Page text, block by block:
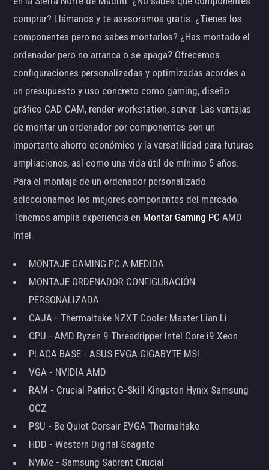
comprar? Llámanos y te asesoramos gratis. ¿Tienes los
componentes pero no sabes montarlos? ¿Has montado el
ordenador pero no arranca o se apaga? Ofrecemos
configuraciones personalizadas y optimizadas acordes a
un presupuesto y uso concreto como gaming, diseño
gráfico CAD CAM, render workstation, server. Las ventajas
de montar un ordenador por componentes son un
importante ahorro económico y la versatilidad para futuras
ampliaciones, así como una vida útil de mínimo 5 años.
Para el montaje de un ordenador personalizado
seleccionamos los mejores componentes del mercado.
Tenemos amplia experiencia en Montar Gaming PC AMD
Intel.
MONTAJE GAMING PC A MEDIDA
MONTAJE ORDENADOR CONFIGURACIÓN
PERSONALIZADA
CAJA - Thermaltake NZXT Cooler Master Lian Li
CPU - AMD Ryzen 9 Threadripper Intel Core i9 Xeon
PLACA BASE - ASUS EVGA GIGABYTE MSI
VGA - NVIDIA AMD
RAM - Crucial Patriot G-Skill Kingston Hynix Samsung
OCZ
PSU - Be Quiet Corsair EVGA Thermaltake
HDD - Western Digital Seagate
NVMe - Samsung Sabrent Crucial